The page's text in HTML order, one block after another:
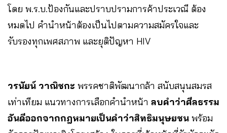
โดย พ.ร.บ.ป้องกันและปราบปรามการค้าประเวณี ต้อง
หมดไป คำนำหน้าต้องเป็นไปตามความสมัครใจและ
รับรองทุกเพศสภาพ และยุติปัญหา HIV
วรนัยน์ วาณิชกะ พรรคชาติพัฒนากล้า สนับสนุนสมรส
เท่าเทียม แนวทางการเลือกคำนำหน้า ลบคำว่าศีลธรรม
อันดีออกจากกฎหมายเป็นคำว่าสิทธิมนุษยชน พร้อม